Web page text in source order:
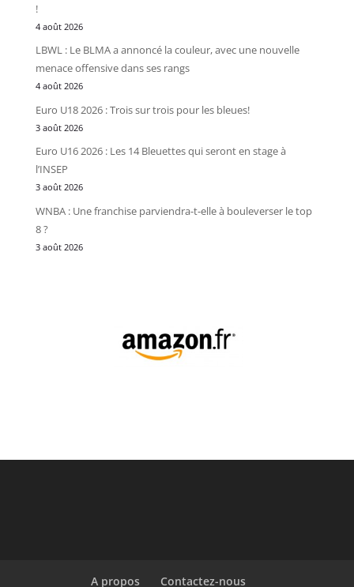
!
4 août 2026
LBWL : Le BLMA a annoncé la couleur, avec une nouvelle
menace offensive dans ses rangs
4 août 2026
Euro U18 2026 : Trois sur trois pour les bleues!
3 août 2026
Euro U16 2026 : Les 14 Bleuettes qui seront en stage à
l’INSEP
3 août 2026
WNBA : Une franchise parviendra-t-elle à bouleverser le top
8 ?
3 août 2026
A propos Contactez-nous